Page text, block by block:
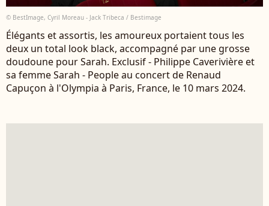
© BestImage, Cyril Moreau - Jack Tribeca / Bestimage
Élégants et assortis, les amoureux portaient tous les
deux un total look black, accompagné par une grosse
doudoune pour Sarah. Exclusif - Philippe Caverivière et
sa femme Sarah - People au concert de Renaud
Capuçon à l'Olympia à Paris, France, le 10 mars 2024.